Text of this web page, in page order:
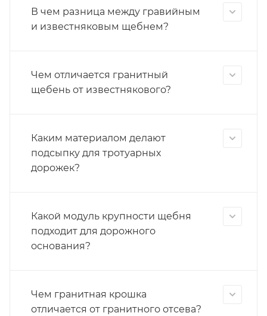
В чем разница между гравийным
и известняковым щебнем?
Чем отличается гранитный
щебень от известнякового?
Каким материалом делают
подсыпку для тротуарных
дорожек?
Какой модуль крупности щебня
подходит для дорожного
основания?
Чем гранитная крошка
отличается от гранитного отсева?